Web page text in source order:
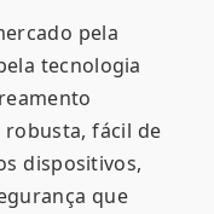
pela
tecnologia
robusta, fácil de
dispositivos,
que